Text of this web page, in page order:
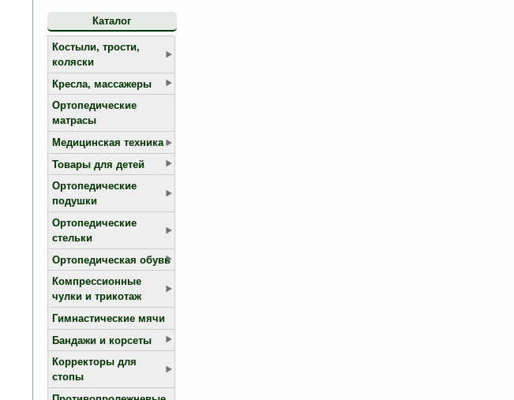
Каталог
Костыли, трости,
коляски
Кресла, массажеры
Ортопедические
матрасы
Медицинская техника
Товары для детей
Ортопедические
подушки
Ортопедические
стельки
Ортопедическая обувь
Компрессионные
чулки и трикотаж
Гимнастические мячи
Бандажи и корсеты
Корректоры для
стопы